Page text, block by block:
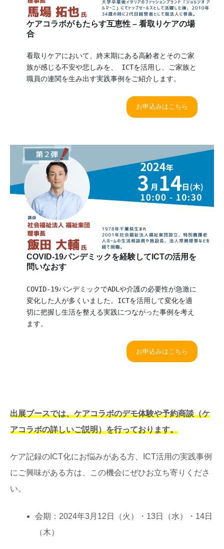
ケアコラボがもたらす互恵性 – 看取りケアの場
合
看取りケアにおいて、終末期にある高齢者とそのご家
族が感じる不安や悲しみを、 ICTを活用し、ご家族と
職員の連関を生み出す実践事例をご紹介します。
お申込みはこちら
COVID-19パンデミックを経験してICTの活用を
問いなおす
COVID-19パンデミックでADLや介護の必要性が急激に
変化した人が多くいました。ICTを活用して変化を適
切に把握し生活を整える実践につながった事例を考え
ます。
お申込みはこちら
出展ブースでは、ケアコラボのデモ体験や予約商談（ケ
アコラボの詳しいご説明）を行っております。
ケア記録のICT化にお悩みがある方、ICT活用の実践事例
にご興味がある方は、この機会にぜひお立ち寄りくださ
い。
会期：2024年3月12日（火）・13日（水）・14日
（木）